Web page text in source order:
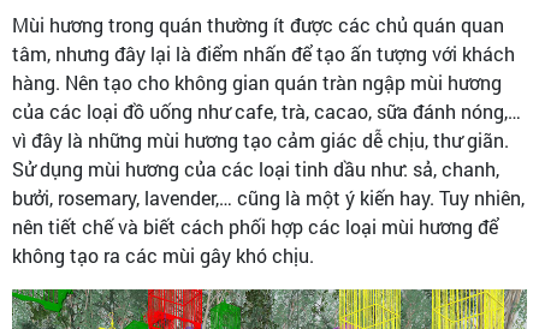
Mùi hương trong quán thường ít được các chủ quán quan
tâm, nhưng đây lại là điểm nhấn để tạo ấn tượng với khách
hàng. Nên tạo cho không gian quán tràn ngập mùi hương
của các loại đồ uống như cafe, trà, cacao, sữa đánh nóng,…
vì đây là những mùi hương tạo cảm giác dễ chịu, thư giãn.
Sử dụng mùi hương của các loại tinh dầu như: sả, chanh,
bưởi, rosemary, lavender,… cũng là một ý kiến hay. Tuy nhiên,
nên tiết chế và biết cách phối hợp các loại mùi hương để
không tạo ra các mùi gây khó chịu.